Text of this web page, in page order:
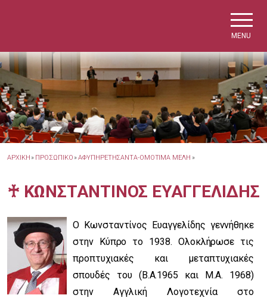
MENU
ΑΡΧΙΚΗ » ΠΡΟΣΩΠΙΚΟ »ΑΦΥΠΗΡΕΤΗΣΑΝΤΑ-ΟΜΟΤΙΜΑ ΜΕΛΗ »
♰ ΚΩΝΣΤΑΝΤΙΝΟΣ ΕΥΑΓΓΕΛΙΔΗΣ
Ο Κωνσταντίνος Ευαγγελίδης γεννήθηκε
στην Κύπρο το 1938. Ολοκλήρωσε τις
προπτυχιακές και μεταπτυχιακές
σπουδές του (Β.A.1965 και M.A. 1968)
στην Αγγλική Λογοτεχνία στο